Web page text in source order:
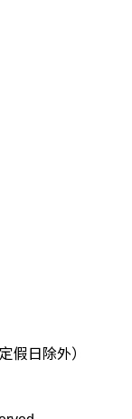
假日除外）